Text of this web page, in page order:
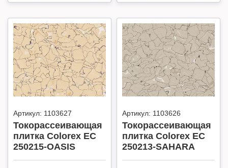
Артикул: 1103627
Токорассеивающая
плитка Colorex EC
250215-OASIS
Артикул: 1103626
Токорассеивающая
плитка Colorex EC
250213-SAHARA